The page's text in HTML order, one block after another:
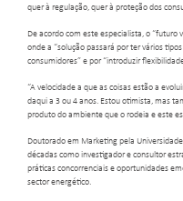
quer à regulação, quer à proteção dos
De acordo com este especialista, o “futuro
onde a “solução passará por ter vários
consumidores” e por “introduzir
“A velocidade a que as coisas estão a
daqui a 3 ou 4 anos. Estou otimista, mas
produto do ambiente que o rodeia e este
Doutorado em Marketing pela
décadas como investigador e consultor
práticas concorrenciais e oportunidades
sector energético.